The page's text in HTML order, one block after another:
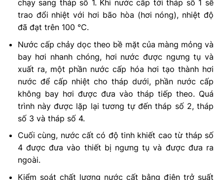
chạy sang tháp số 1. Khi nước cấp tới tháp số 1 sẽ
trao đổi nhiệt với hơi bão hòa (hơi nóng), nhiệt độ
đã đạt trên 100 ℃.
Nước cấp chảy dọc theo bề mặt của màng mỏng và
bay hơi nhanh chóng, hơi nước được ngưng tụ và
xuất ra, một phần nước cấp hóa hơi tạo thành hơi
nước để cấp nhiệt cho tháp dưới, phần nước cấp
không bay hơi được đưa vào tháp tiếp theo. Quá
trình này được lặp lại tương tự đến tháp số 2, tháp
số 3 và tháp số 4.
Cuối cùng, nước cất có độ tinh khiết cao từ tháp số
4 được đưa vào thiết bị ngưng tụ và được đưa ra
ngoài.
Kiểm soát chất lượng nước cất bằng điện trở suất